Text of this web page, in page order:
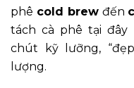
phê cold brewđến
tách cà phê tại đây
chút kỹ lưỡng,
lượng.